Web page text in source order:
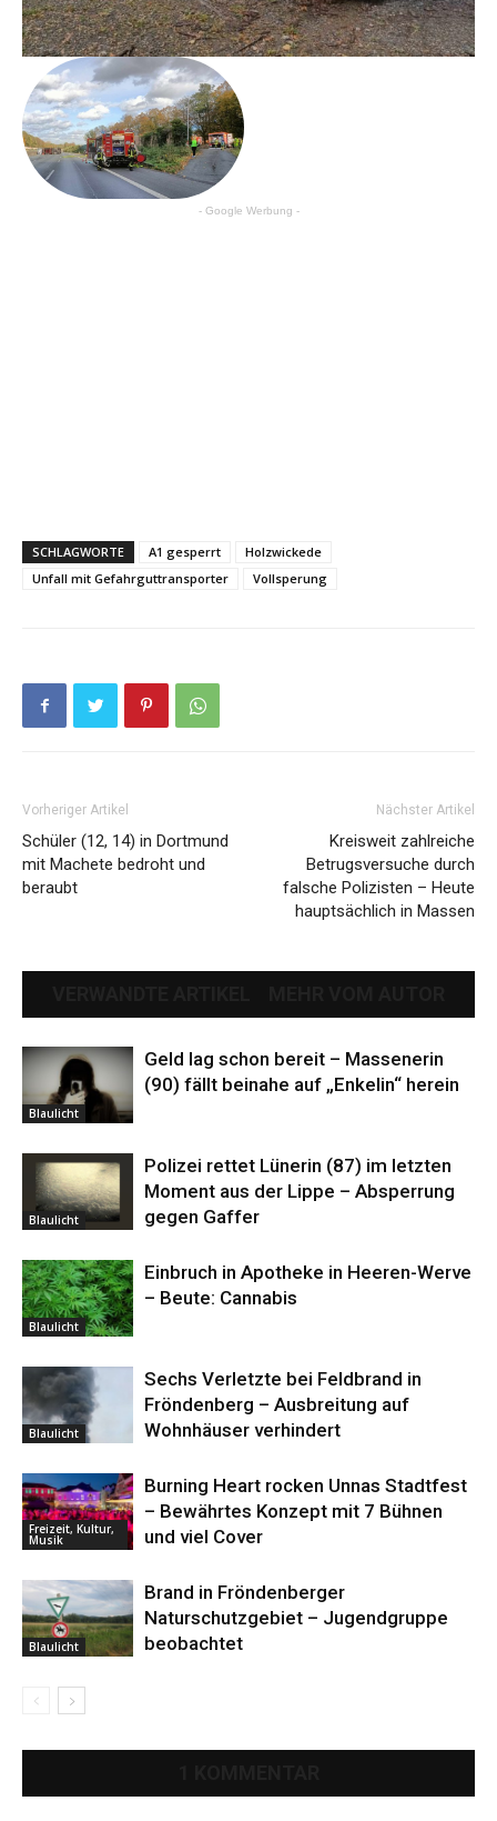
- Google Werbung -
SCHLAGWORTE A1 gesperrt
Holzwickede
Unfall mit Gefahrguttransporter
Vollsperung
Vorheriger Artikel
Schüler (12, 14) in Dortmund
mit Machete bedroht und
beraubt
Nächster Artikel
Kreisweit zahlreiche
Betrugsversuche durch
falsche Polizisten – Heute
hauptsächlich in Massen
Blaulicht
Geld lag schon bereit – Massenerin
(90) fällt beinahe auf „Enkelin“ herein
Blaulicht
Polizei rettet Lünerin (87) im letzten
Moment aus der Lippe – Absperrung
gegen Gaffer
Blaulicht
Einbruch in Apotheke in Heeren-Werve
– Beute: Cannabis
Blaulicht
Sechs Verletzte bei Feldbrand in
Fröndenberg – Ausbreitung auf
Wohnhäuser verhindert
Freizeit, Kultur,
Musik
Burning Heart rocken Unnas Stadtfest
– Bewährtes Konzept mit 7 Bühnen
und viel Cover
Blaulicht
Brand in Fröndenberger
Naturschutzgebiet – Jugendgruppe
beobachtet